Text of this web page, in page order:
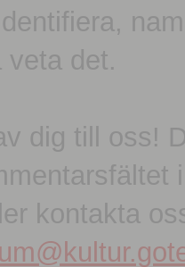
veta det.
dig till oss!
kontakta